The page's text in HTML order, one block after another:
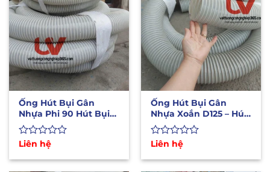
Ống Hút Bụi Gân
Nhựa Phi 90 Hút Bụi
Gỗ, Mùi Sơn, Hơi Hóa
Chất
Được
hạng
Liên hệ
Ống Hút Bụi Gân
Nhựa Xoắn D125 – Hút
Bụi Gỗ, Xi Măng, Mạt
Sắt
Được
hạng
Liên hệ